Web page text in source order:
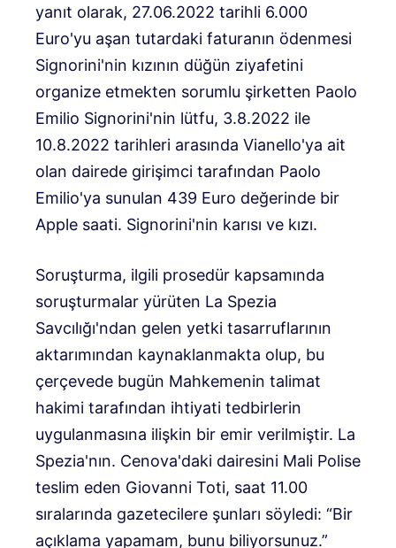
yanıt olarak, 27.06.2022 tarihli 6.000
Euro'yu aşan tutardaki faturanın ödenmesi
Signorini'nin kızının düğün ziyafetini
organize etmekten sorumlu şirketten Paolo
Emilio Signorini'nin lütfu, 3.8.2022 ile
10.8.2022 tarihleri ​​arasında Vianello'ya ait
olan dairede girişimci tarafından Paolo
Emilio'ya sunulan 439 Euro değerinde bir
Apple saati. Signorini'nin karısı ve kızı.
Soruşturma, ilgili prosedür kapsamında
soruşturmalar yürüten La Spezia
Savcılığı'ndan gelen yetki tasarruflarının
aktarımından kaynaklanmakta olup, bu
çerçevede bugün Mahkemenin talimat
hakimi tarafından ihtiyati tedbirlerin
uygulanmasına ilişkin bir emir verilmiştir. La
Spezia'nın. Cenova'daki dairesini Mali Polise
teslim eden Giovanni Toti, saat 11.00
sıralarında gazetecilere şunları söyledi: “Bir
açıklama yapamam, bunu biliyorsunuz.”